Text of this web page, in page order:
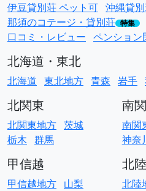
伊豆貸別荘 ペット可 沖縄貸
那須のコテージ・貸別荘 特集
口コミ・レビュー ペンション
北海道・東北
北海道 東北地方 青森 岩手
北関東
北関東地方 茨城
栃木 群馬
南
南関
神奈
甲信越
甲信越地方 山梨
北陸
北陸